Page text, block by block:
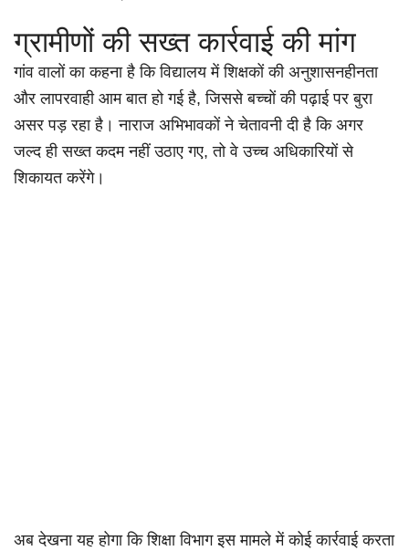
ग्रामीणों की सख्त कार्रवाई की मांग
गांव वालों का कहना है कि विद्यालय में शिक्षकों की अनुशासनहीनता
और लापरवाही आम बात हो गई है, जिससे बच्चों की पढ़ाई पर बुरा
असर पड़ रहा है। नाराज अभिभावकों ने चेतावनी दी है कि अगर
जल्द ही सख्त कदम नहीं उठाए गए, तो वे उच्च अधिकारियों से
शिकायत करेंगे।
अब देखना यह होगा कि शिक्षा विभाग इस मामले में कोई कार्रवाई करता